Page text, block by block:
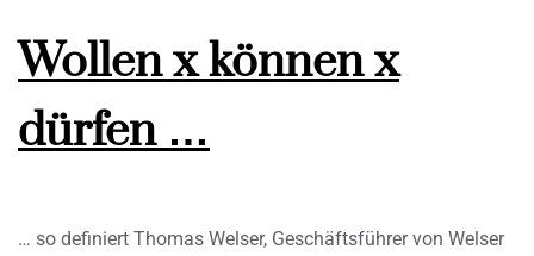
Wollen x können x
dürfen …
… so definiert Thomas Welser, Geschäftsführer von Welser